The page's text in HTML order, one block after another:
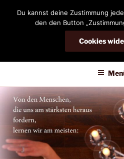
DIANDRA-CIRCLE
Du kannst deine Zustimmung
den den Button
Cookies